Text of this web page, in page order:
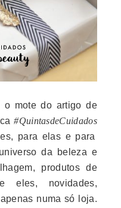
o mote do artigo de
#QuintasdeCuidados
para elas e para
da beleza e
produtos de
eles, novidades,
numa só loja.